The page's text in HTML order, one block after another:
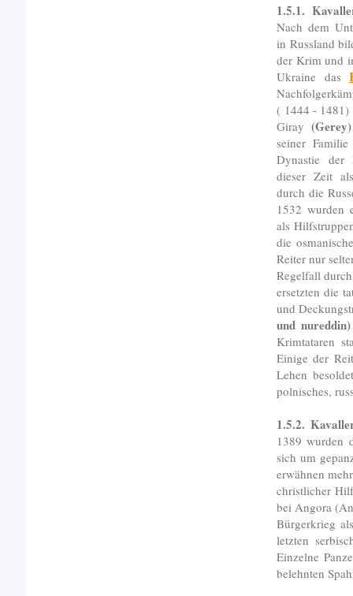
1.5.1.
Nach dem
in Russland
der Krim und
Ukraine das
( 1444 - 1481)
Giray(Gerey)
seiner
Dynastie der
dieser Zeit
durch die
1532 wurden
als
die
Reiter nur
Regelfall
ersetzten die
und
und nureddin)
Krimtataren
Einige der
Lehen
polnisches,
1.5.2.
1389 wurden
sich um
erwähnen
christlicher
bei Angora
Bürgerkrieg
letzten
Einzelne
belehnten